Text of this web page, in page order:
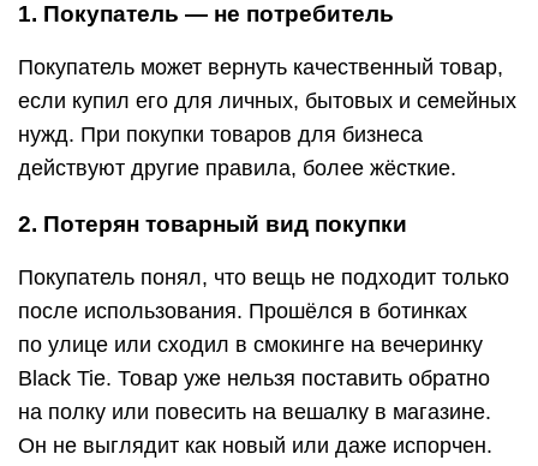
1. Покупатель — не потребитель
Покупатель может вернуть качественный товар,
если купил его для личных, бытовых и семейных
нужд. При покупки товаров для бизнеса
действуют другие правила, более жёсткие.
2. Потерян товарный вид покупки
Покупатель понял, что вещь не подходит только
после использования. Прошёлся в ботинках
по улице или сходил в смокинге на вечеринку
Black Tie. Товар уже нельзя поставить обратно
на полку или повесить на вешалку в магазине.
Он не выглядит как новый или даже испорчен.